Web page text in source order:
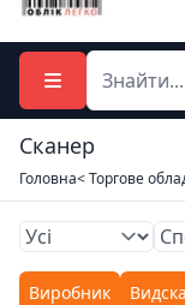
Сканер
Головна< Торгове
Виробник